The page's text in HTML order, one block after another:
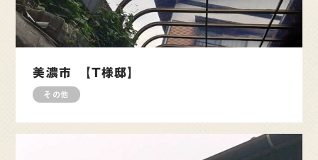
美濃市 【T様邸】
その他